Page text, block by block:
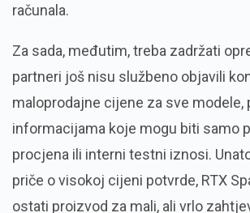
računala.
Za sada, međutim, treba zadržati
partneri još nisu službeno objavili
maloprodajne cijene za sve modele,
informacijama koje mogu biti samo
procjena ili interni testni iznosi.
priče o visokoj cijeni potvrde, RTX
ostati proizvod za mali, ali vrlo